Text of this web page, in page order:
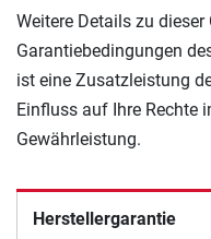
Weitere Details zu
Garantiebedingungen
ist eine Zusatzleistung
Einfluss auf Ihre Rechte
Gewährleistung.
Herstellergarantie